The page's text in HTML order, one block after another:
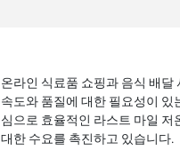
온라인 식료품 쇼핑과 음식 배달
속도와 품질에 대한 필요성이 있
심으로 효율적인 라스트 마일 저
대한 수요를 촉진하고 있습니다.